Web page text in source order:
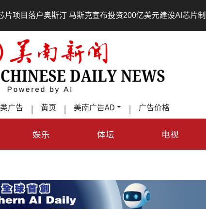
汀 马斯克宣布投资200亿美元建设AI芯片制造基地 •
广告 | 黄页 | 美南广告AD | 广告价格
娱乐 体坛 电视